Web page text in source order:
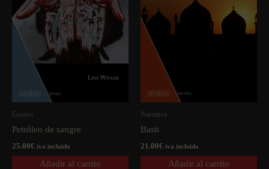
Ensayo
Petróleo de sangre
25.00€ iva incluido
Añadir al carrito
Narrativa
Basti
21.00€ iva incluido
Añadir al carrito